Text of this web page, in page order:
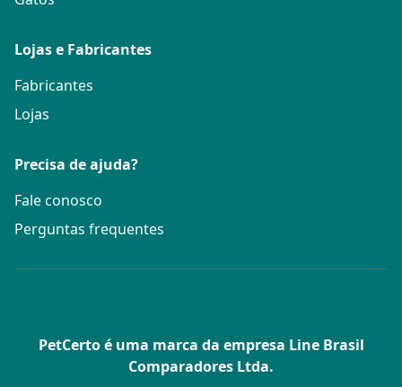
Lojas e Fabricantes
Fabricantes
Lojas
Precisa de ajuda?
Fale conosco
Perguntas frequentes
PetCerto é uma marca da empresa Line Brasil
Comparadores Ltda.